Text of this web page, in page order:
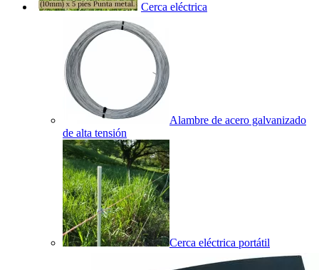
Cerca eléctrica
Alambre de acero galvanizado
de alta tensión
Cerca eléctrica portátil